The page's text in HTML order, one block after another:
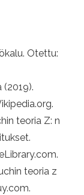
Otettu:
(2019).
teoria Z: n
teoria z